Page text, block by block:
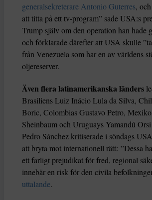
generalsekreterare Antonio Guterres,
att titta på ett tv-program” sade USA:s
Trump själv om den operation han hade
och förklarade därefter att USA skulle
från Venezuela som har en av världens
oljereserver.
Även flera latinamerikanska länders
Brasiliens Luiz Inácio Lula da Silva,
Boric, Colombias Gustavo Petro,
Sheinbaum och Uruguays Yamandú
Pedro Sánchez kritiserade i söndags
att bryta mot internationell rätt: ”Dessa
ett farligt prejudikat för fred, regional
innebär en risk för den civila
uttalande.